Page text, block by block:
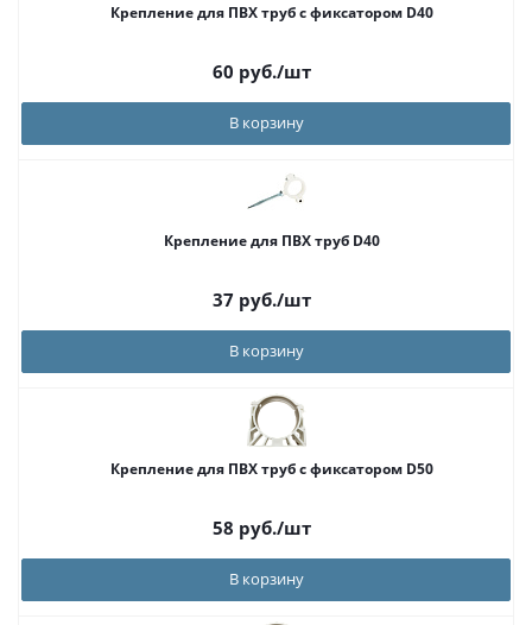
Крепление для ПВХ труб с фиксатором D40
60 руб./шт
В корзину
Крепление для ПВХ труб D40
37 руб./шт
В корзину
Крепление для ПВХ труб с фиксатором D50
58 руб./шт
В корзину